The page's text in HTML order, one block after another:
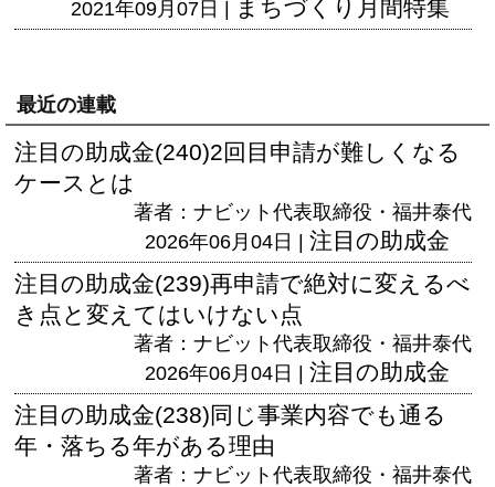
2021年09月07日 | まちづくり月間特集
最近の連載
注目の助成金(240)2回目申請が難しくなる
ケースとは
著者：ナビット代表取締役・福井泰代
2026年06月04日 | 注目の助成金
注目の助成金(239)再申請で絶対に変えるべ
き点と変えてはいけない点
著者：ナビット代表取締役・福井泰代
2026年06月04日 | 注目の助成金
注目の助成金(238)同じ事業内容でも通る
年・落ちる年がある理由
著者：ナビット代表取締役・福井泰代